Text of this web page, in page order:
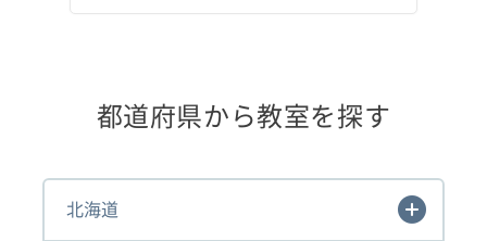
都道府県から教室を探す
北海道